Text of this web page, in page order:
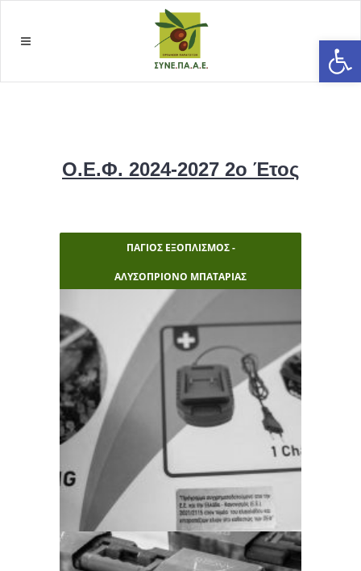
Ο.Ε.Φ. 2024-2027 2ο Έτος
ΠΑΓΙΟΣ ΕΞΟΠΛΙΣΜΟΣ -
ΑΛΥΣΟΠΡΙΟΝΟ ΜΠΑΤΑΡΙΑΣ